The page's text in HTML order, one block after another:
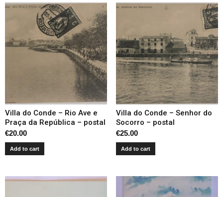
Villa do Conde – Rio Ave e
Praça da República – postal
€20.00
Add to cart
Villa do Conde – Senhor do
Socorro – postal
€25.00
Add to cart